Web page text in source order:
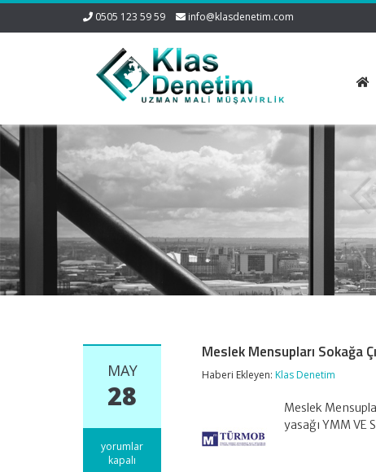
0505 123 59 59 info@klasdenetim.com
MAY
28
Meslek
Mensupları
yorumlar
kapalı
Meslek Mensupları Sokağa
Haberi Ekleyen:Klas Denetim
Meslek
yasağı YMM VE